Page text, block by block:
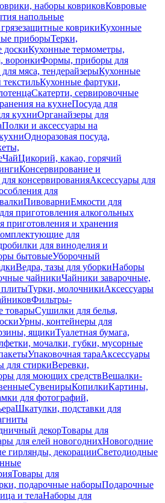
наборы ковриковКовровые
напольные
коврикиКухонные
приборыТерки,
доскиКухонные термометры,
воронкиФормы, приборы для
мяса, тендерайзерыКухонные
Кухонные фартуки,
Скатерти, сервировочные
на кухнеПосуда для
кухниОрганайзеры для
Полки и аксессуары на
Одноразовая посуда,
ЧайЦикорий, какао, горячий
Консервирование и
консервированияАксессуары для
для
ПивоварниЕмкости для
приготовления алкогольных
приготовления и хранения
для
для виноделия и
бытовыеУборочный
Ведра, тазы для уборкиНаборы
чайникиЧайники заварочные,
плитыТурки, молочникиАксессуары
Фильтры-
товарыСушилки для белья,
Урны, контейнеры для
ящикиТуалетная бумага,
мочалки, губки, мусорные
Упаковочная тараАксессуары
для стиркиВеревки,
для моющих средствВешалки-
СувенирыКопилкиКартины,
для фотографий,
Шкатулки, подставки для
декорТовары для
для елей новогоднихНовогодние
гирлянды, декорацииСветодиодные
Товары для
подарочные наборыПодарочные
и телаНаборы для